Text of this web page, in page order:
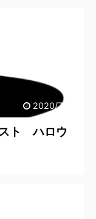
2020/7/25
ト ハロウ